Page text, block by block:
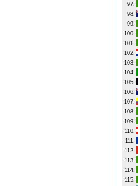
97.
98.
99.
100.
101.
102.
103.
104.
105.
106.
107.
108.
109.
110.
111.
112.
113.
114.
115.